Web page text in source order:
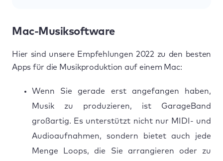
Mac-Musiksoftware
Hier sind unsere Empfehlungen 2022 zu den besten
Apps für die Musikproduktion auf einem Mac:
Wenn Sie gerade erst angefangen haben,
Musik zu produzieren, ist GarageBand
großartig. Es unterstützt nicht nur MIDI- und
Audioaufnahmen, sondern bietet auch jede
Menge Loops, die Sie arrangieren oder zu